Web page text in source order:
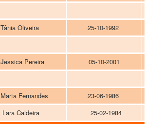
Tânia Oliveira 25-10-1992
Jessica Pereira 05-10-2001
Marta Fernandes 23-06-1986
Lara Caldeira
25-02-1984